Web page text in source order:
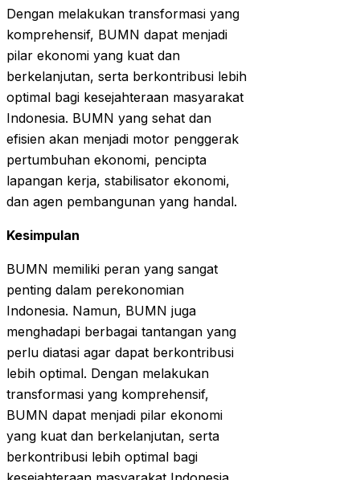
Dengan melakukan transformasi yang
komprehensif, BUMN dapat menjadi
pilar ekonomi yang kuat dan
berkelanjutan, serta berkontribusi lebih
optimal bagi kesejahteraan masyarakat
Indonesia. BUMN yang sehat dan
efisien akan menjadi motor penggerak
pertumbuhan ekonomi, pencipta
lapangan kerja, stabilisator ekonomi,
dan agen pembangunan yang handal.
Kesimpulan
BUMN memiliki peran yang sangat
penting dalam perekonomian
Indonesia. Namun, BUMN juga
menghadapi berbagai tantangan yang
perlu diatasi agar dapat berkontribusi
lebih optimal. Dengan melakukan
transformasi yang komprehensif,
BUMN dapat menjadi pilar ekonomi
yang kuat dan berkelanjutan, serta
berkontribusi lebih optimal bagi